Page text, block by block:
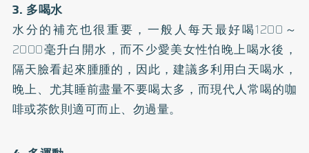
3. 多喝水
水分的補充也很重要，一般人每天最好喝1200～
2000毫升白開水，而不少愛美女性怕晚上喝水後，
隔天臉看起來腫腫的，因此，建議多利用白天喝水，
晚上、尤其睡前盡量不要喝太多，而現代人常喝的咖
啡或茶飲則適可而止、勿過量。